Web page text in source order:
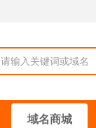
请输入关键词或域名
域名商城